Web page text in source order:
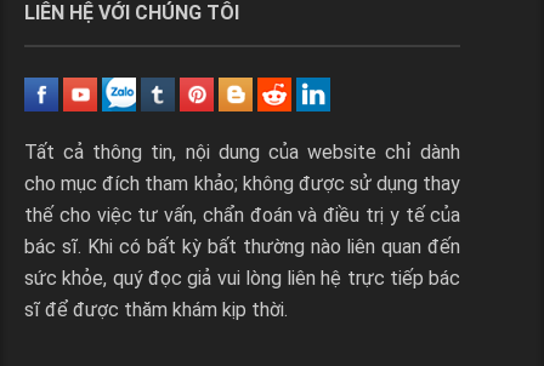
LIÊN HỆ VỚI CHÚNG TÔI
Tất cả thông tin, nội dung của website chỉ dành
cho mục đích tham khảo; không được sử dụng thay
thế cho việc tư vấn, chẩn đoán và điều trị y tế của
bác sĩ. Khi có bất kỳ bất thường nào liên quan đến
sức khỏe, quý đọc giả vui lòng liên hệ trực tiếp bác
sĩ để được thăm khám kịp thời.